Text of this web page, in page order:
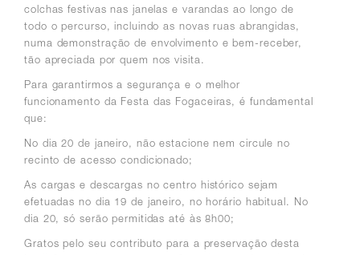
colchas festivas nas janelas e varandas ao longo de
todo o percurso, incluindo as novas ruas abrangidas,
numa demonstração de envolvimento e bem-receber,
tão apreciada por quem nos visita.
Para garantirmos a segurança e o melhor
funcionamento da Festa das Fogaceiras, é fundamental
que:
No dia 20 de janeiro, não estacione nem circule no
recinto de acesso condicionado;
As cargas e descargas no centro histórico sejam
efetuadas no dia 19 de janeiro, no horário habitual. No
dia 20, só serão permitidas até às 8h00;
Gratos pelo seu contributo para a preservação desta